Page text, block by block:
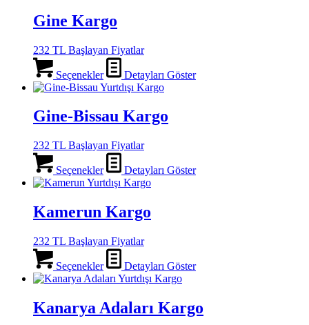
Gine Kargo
232 TL Başlayan Fiyatlar
Seçenekler Detayları Göster
Gine-Bissau Kargo
232 TL Başlayan Fiyatlar
Seçenekler Detayları Göster
Kamerun Kargo
232 TL Başlayan Fiyatlar
Seçenekler Detayları Göster
Kanarya Adaları Kargo